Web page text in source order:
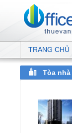
TRANG CHỦ
Tòa